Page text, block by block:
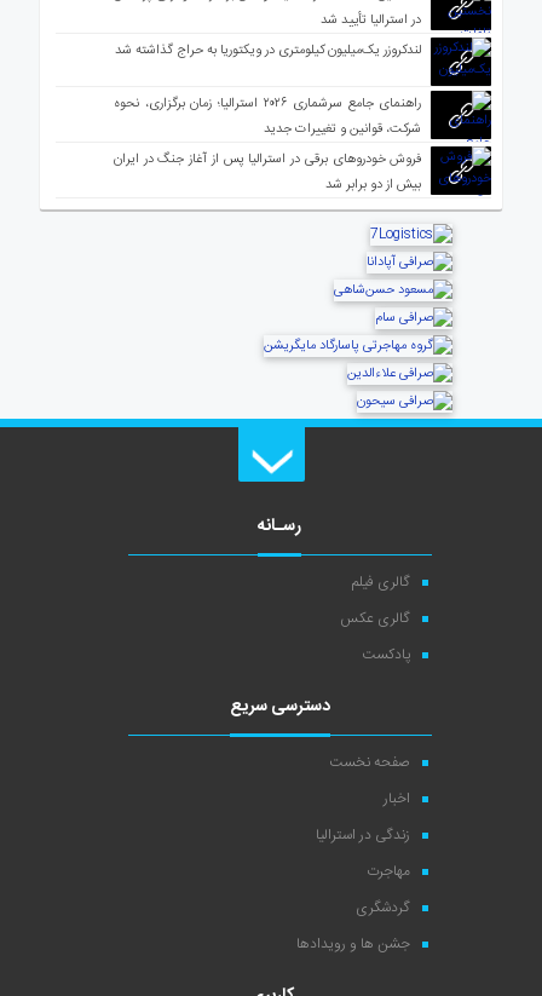
در استرالیا تأیید شد
لندکروزر یک‌میلیون کیلومتری در ویکتوریا به حراج گذاشته شد
راهنمای جامع سرشماری ۲۰۲۶ استرالیا؛ زمان برگزاری، نحوه
شرکت، قوانین و تغییرات جدید
فروش خودروهای برقی در استرالیا پس از آغاز جنگ در ایران
بیش از دو برابر شد
رسـانه
گالری فیلم
گالری عکس
پادکست
دسترسی سریع
صفحه نخست
اخبار
زندگی در استرالیا
مهاجرت
گردشگری
جشن ها و رویدادها